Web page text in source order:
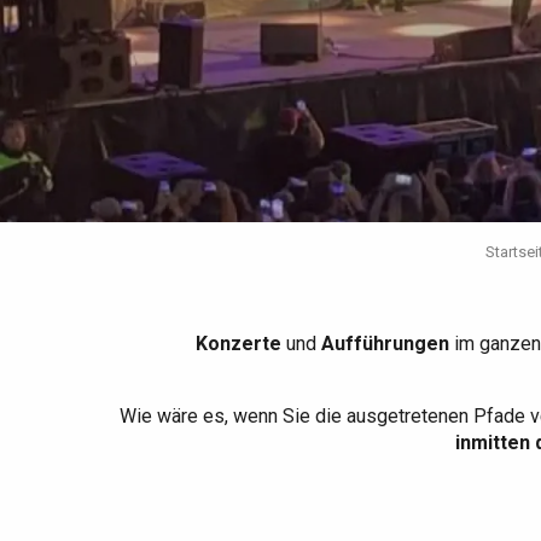
Die gesamte Agenda
Frühling
Wenn es regnet
Mit den Kindern
Unter Freunden
Trendige Orte
Bester Brunch
Restaurants mit
Aufenthalte am Meer
Aufenthalte mit dem
Zug
Fahrradaufenthalte
Konzerte und Aufführungenim
Wie wäre es, wenn Sie die ausgetretenen Pfade
inmitten